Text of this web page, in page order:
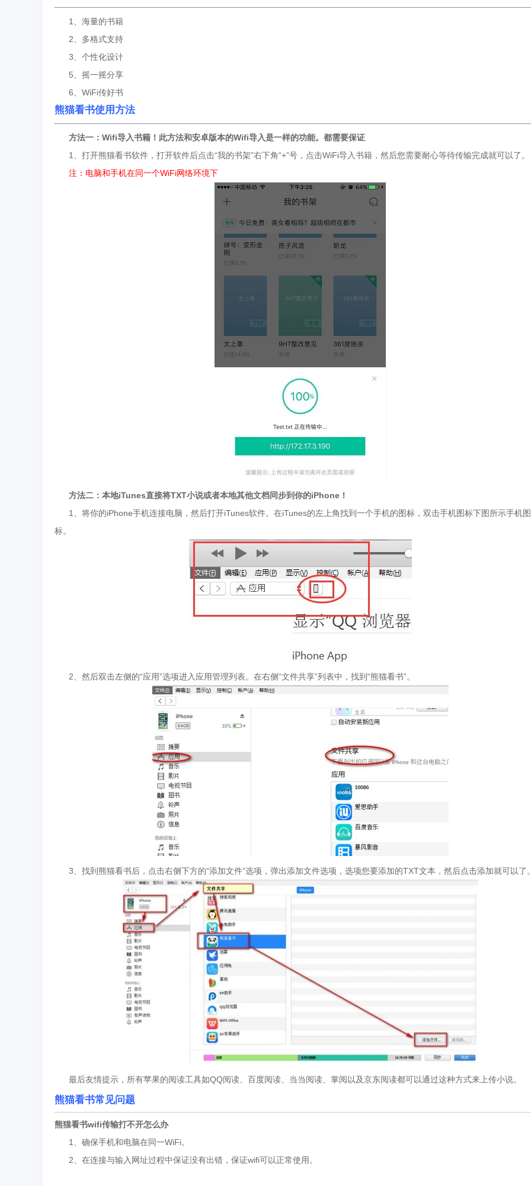
1、海量的书籍
2、多格式支持
3、个性化设计
5、摇一摇分享
6、WiFi传好书
熊猫看书使用方法
方法一：Wifi导入书籍！此方法和安卓版本的Wifi导入是一样的功能。都需要保证
1、打开熊猫看书软件，打开软件后点击“我的书架”右下角“+”号，点击WiFi导入书籍，然后您需要耐心等待传输完成就可以了。
注：电脑和手机在同一个WiFi网络环境下
方法二：本地iTunes直接将TXT小说或者本地其他文档同步到你的iPhone！
1、将你的iPhone手机连接电脑，然后打开iTunes软件。在iTunes的左上角找到一个手机的图标，双击手机图标下图所示手机图
标。
2、然后双击左侧的“应用”选项进入应用管理列表。在右侧“文件共享”列表中，找到“熊猫看书”。
3、找到熊猫看书后，点击右侧下方的“添加文件”选项，弹出添加文件选项，选项您要添加的TXT文本，然后点击添加就可以了。
最后友情提示，所有苹果的阅读工具如QQ阅读、百度阅读、当当阅读、掌阅以及京东阅读都可以通过这种方式来上传小说。
熊猫看书常见问题
熊猫看书wifi传输打不开怎么办
1、确保手机和电脑在同一WiFi。
2、在连接与输入网址过程中保证没有出错，保证wifi可以正常使用。